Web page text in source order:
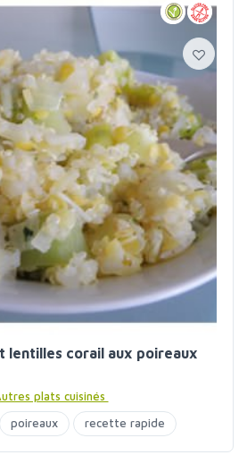
lentilles corail aux poireaux
plats cuisinés
poireaux recette rapide